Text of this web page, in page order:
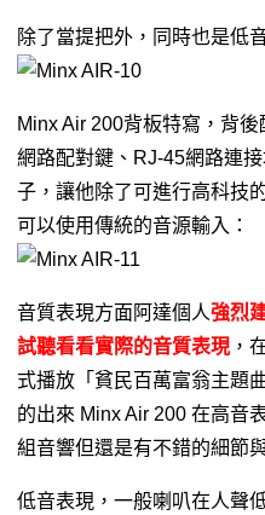
除了當提把外，同時也是低
Minx Air 200背板特寫，背
網路配對鍵、RJ-45網路連
子，讓他除了可進行高科技
可以使用傳統的音源輸入：
音質表現方面阿達個人強烈
試聽看看實際的音質表現，
式播放「貧民百萬富翁主題
的出來 Minx Air 200 在高音
組音響但還是有不錯的細節
低音表現，一般喇叭在人聲